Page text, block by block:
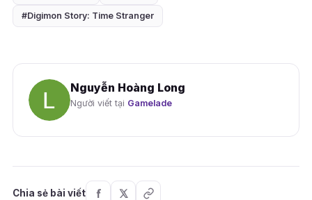
#Digimon Story: Time Stranger
Nguyễn Hoàng Long
Người viết tại Gamelade
Chia sẻ bài viết